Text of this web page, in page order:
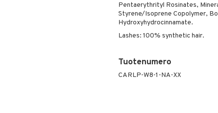
Pentaerythrityl Rosinates,
Styrene/Isoprene Copolymer,
Hydroxyhydrocinnamate.
Lashes: 100% synthetic hair.
Tuotenumero
CARLP-W8-1-NA-XX